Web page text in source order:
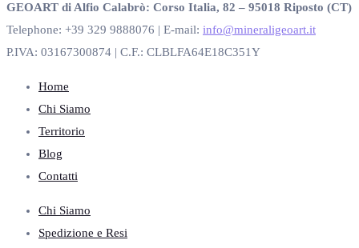
GEOART di Alfio Calabrò: Corso Italia, 82 – 95018 Riposto (CT)
Telephone: +39 329 9888076 | E-mail: info@mineraligeoart.it
P.IVA: 03167300874 | C.F.: CLBLFA64E18C351Y
Home
Chi Siamo
Territorio
Blog
Contatti
Chi Siamo
Spedizione e Resi